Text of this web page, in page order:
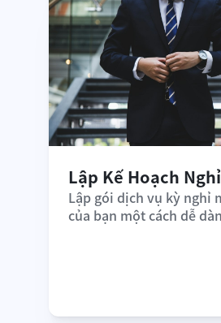
Lập Kế Hoạch
Lập gói dịch vụ kỳ nghỉ
của bạn một cách dễ